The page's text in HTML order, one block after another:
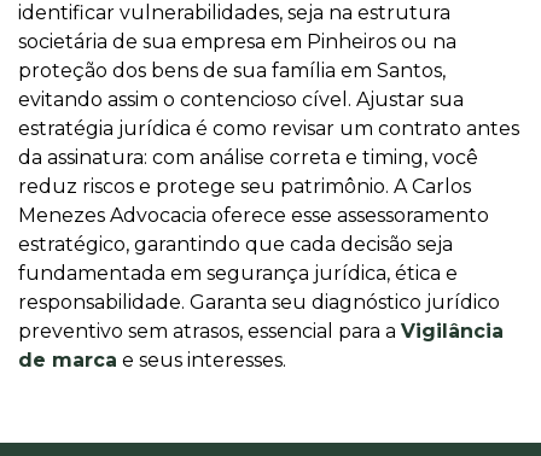
identificar vulnerabilidades, seja na estrutura
societária de sua empresa em Pinheiros ou na
proteção dos bens de sua família em Santos,
evitando assim o contencioso cível. Ajustar sua
estratégia jurídica é como revisar um contrato antes
da assinatura: com análise correta e timing, você
reduz riscos e protege seu patrimônio. A Carlos
Menezes Advocacia oferece esse assessoramento
estratégico, garantindo que cada decisão seja
fundamentada em segurança jurídica, ética e
responsabilidade. Garanta seu diagnóstico jurídico
preventivo sem atrasos, essencial para a Vigilância
de marca e seus interesses.